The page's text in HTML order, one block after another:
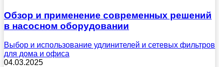
Обзор и применение современных решений
в насосном оборудовании
Выбор и использование удлинителей и сетевых фильтров
для дома и офиса
04.03.2025